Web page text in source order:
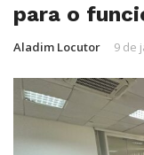
para o
Aladim Locutor 9 de